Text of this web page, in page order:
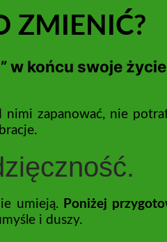
ZMIENIĆ?
w końcu swoje
zapanować, nie
umieją. Poniżej
i duszy.